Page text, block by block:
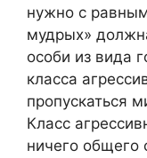
нужно с
мудрых»
особи из вида
класса
пропускаться
Класс
ничего общего